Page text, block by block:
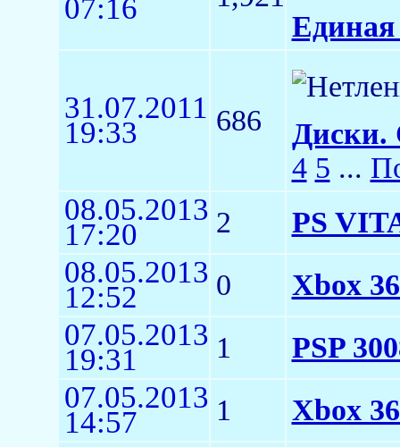
07:16
Единая
31.07.2011
19:33 686
Диски.
4 5 ...
08.05.2013
17:20 2 PS
08.05.2013
12:52 0 Xbox
07.05.2013
19:31 1 PSP
07.05.2013
14:57 1 Xbox